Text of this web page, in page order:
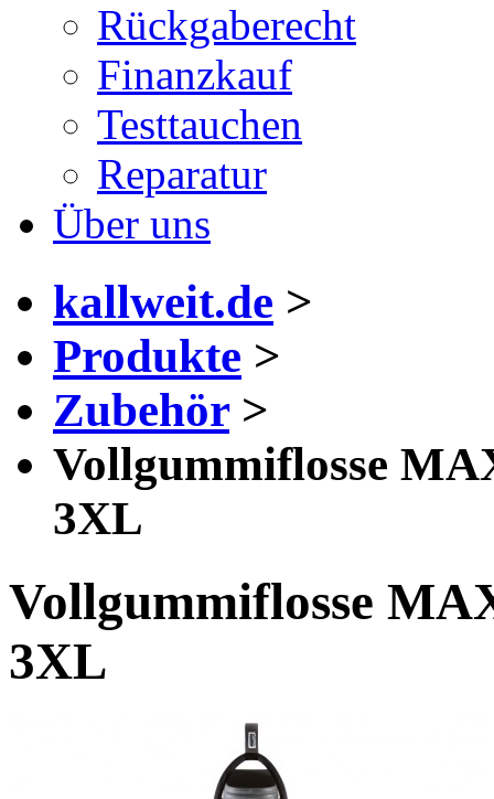
Rückgaberecht
Finanzkauf
Testtauchen
Reparatur
Über uns
kallweit.de >
Produkte >
Zubehör >
Vollgummiflosse
3XL
Vollgummiflosse
3XL